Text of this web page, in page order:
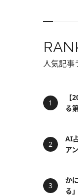
人気記事
【
る
AI
ア
か
る」